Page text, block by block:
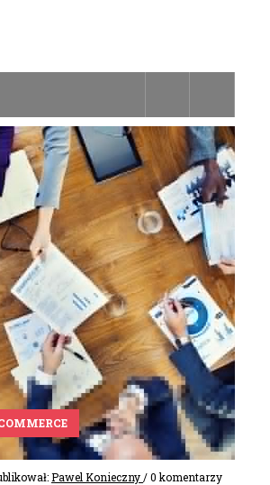
Pawel Konieczny/ 0 komentarzy